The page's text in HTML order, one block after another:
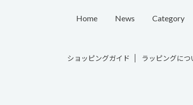
Home News Category
ショッピングガイド ラッピングにつ